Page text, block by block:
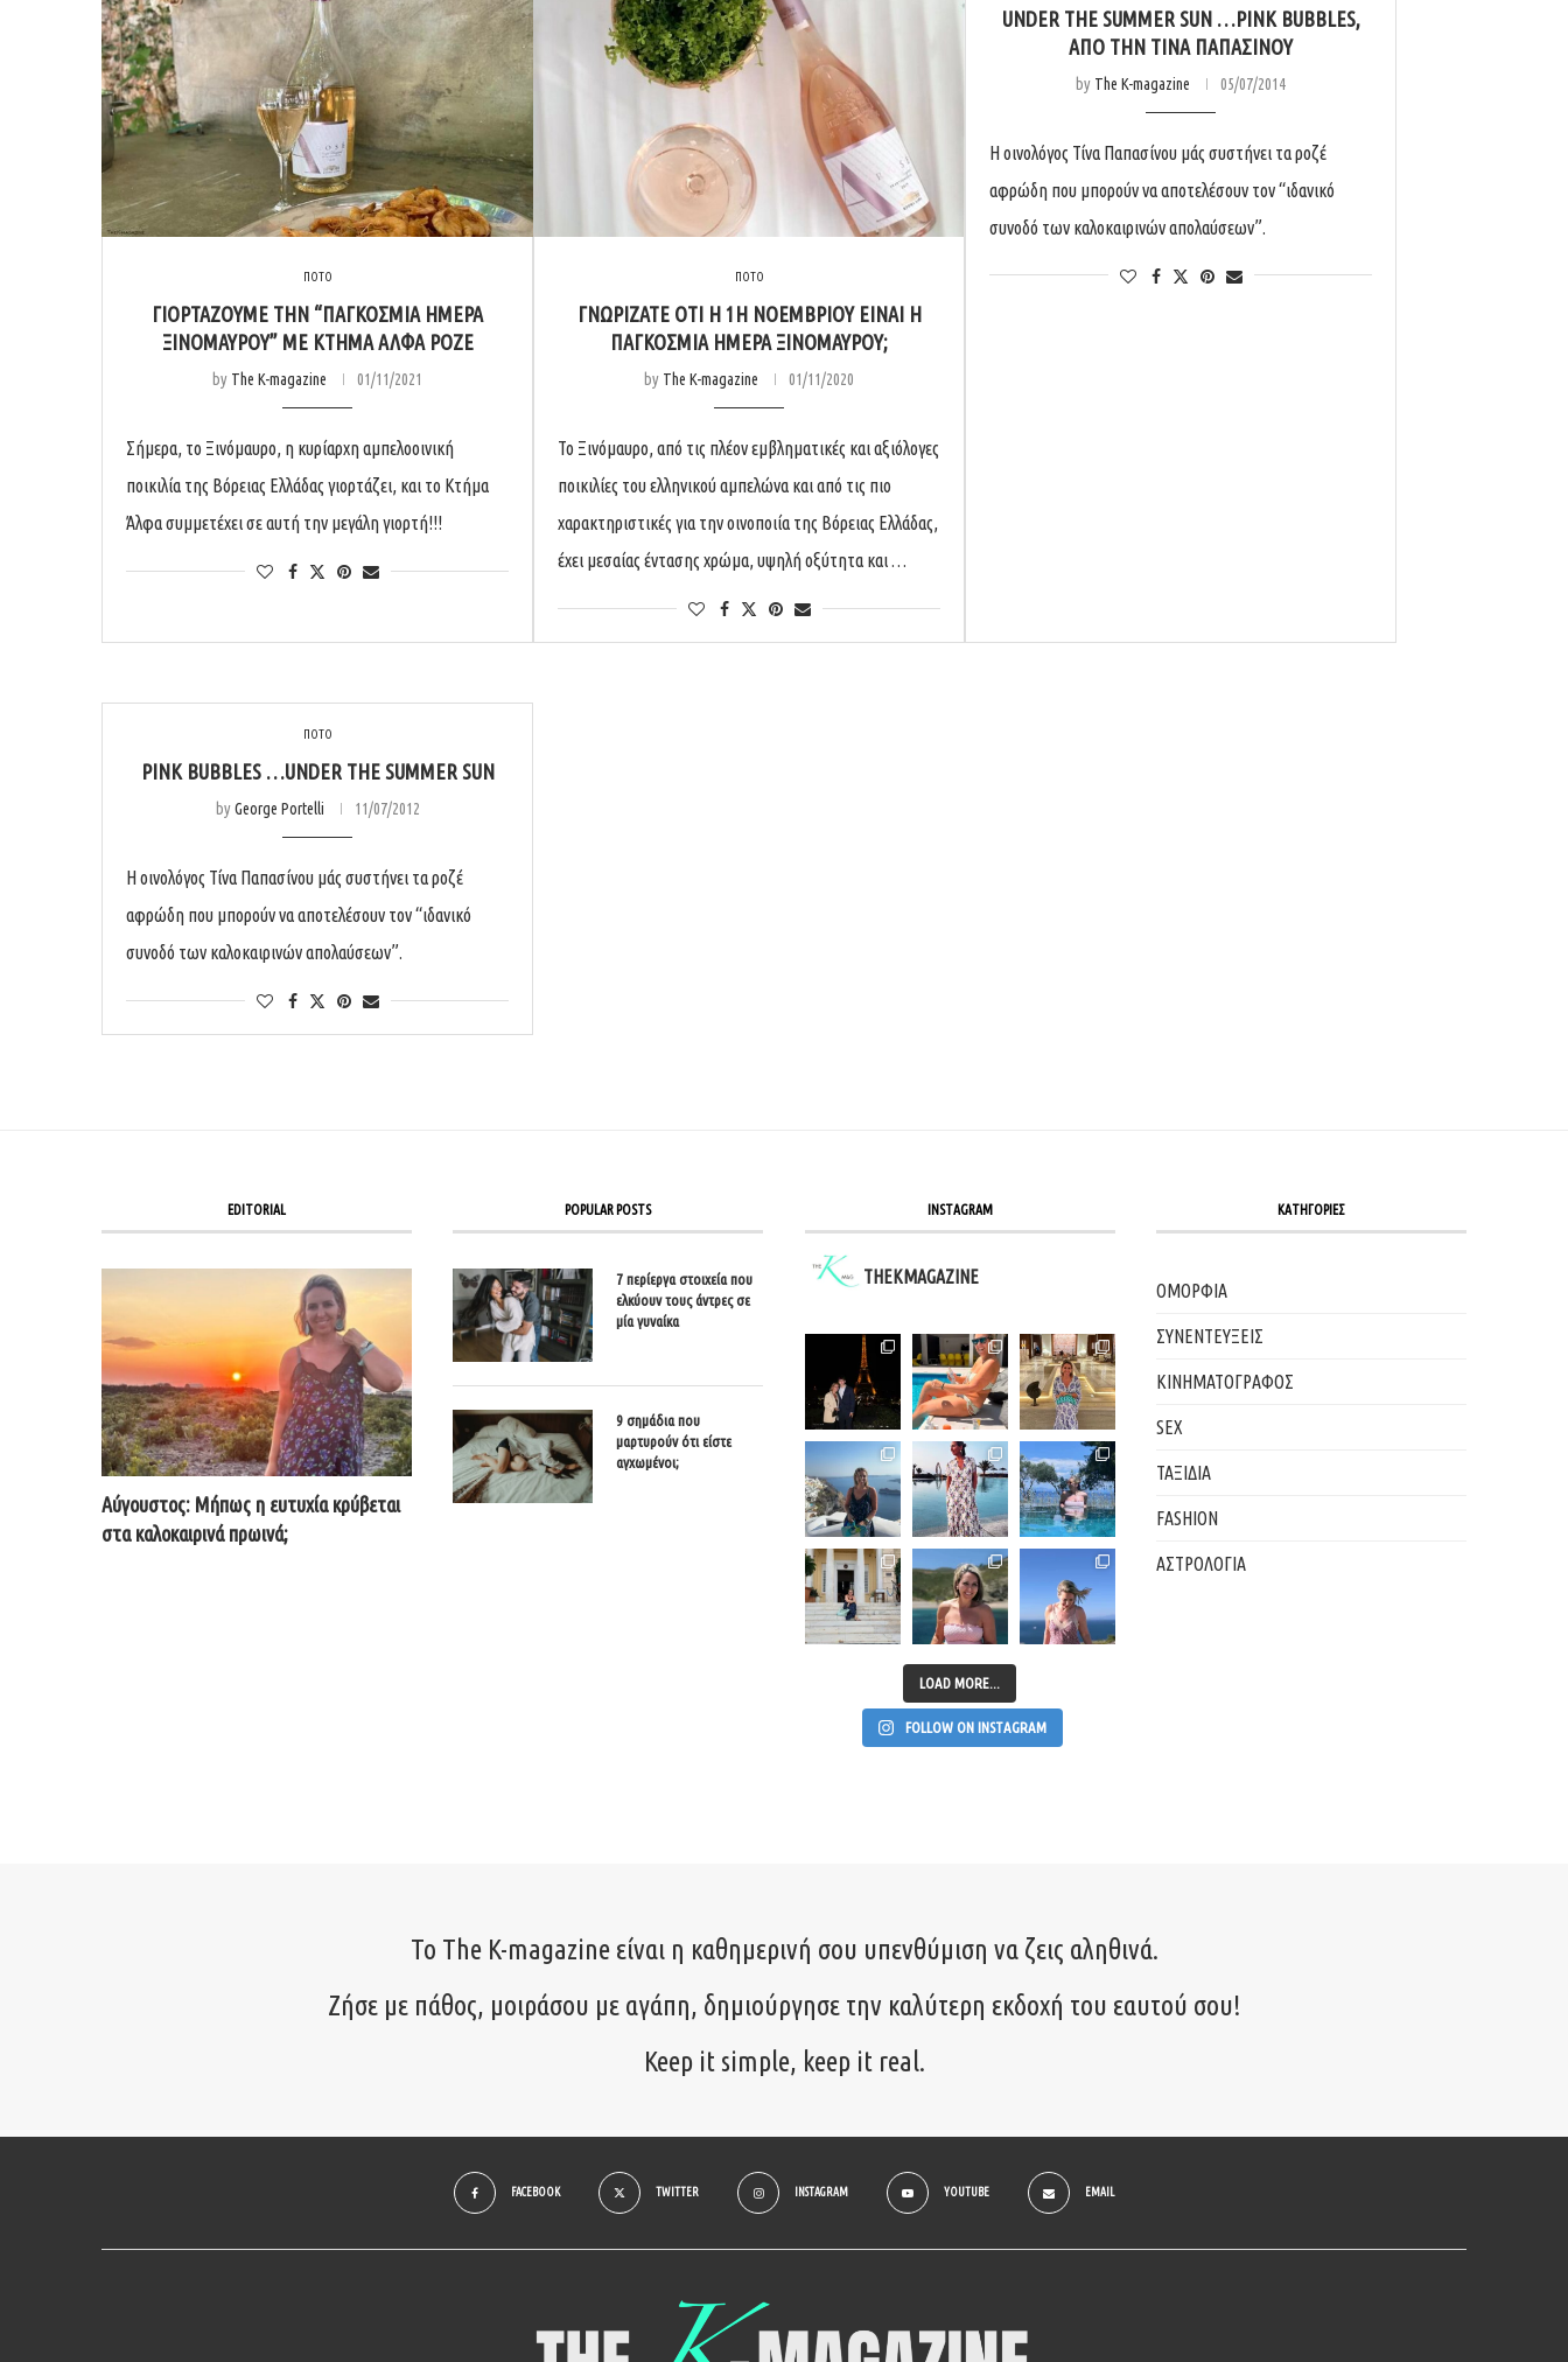
ΠΟΤΟ
ΓΙΟΡΤΆΖΟΥΜΕ ΤΗΝ “ΠΑΓΚΌΣΜΙΑ ΗΜΈΡΑ
ΞΙΝΌΜΑΥΡΟΥ” ΜΕ ΚΤΉΜΑ ΆΛΦΑ ΡΟΖΈ
by The K-magazine 01/11/2021
Σήμερα, το Ξινόμαυρο, η κυρίαρχη αμπελοοινική
ποικιλία της Βόρειας Ελλάδας γιορτάζει, και το Κτήμα
Άλφα συμμετέχει σε αυτή την μεγάλη γιορτή!!!
ΠΟΤΟ
ΓΝΩΡΊΖΑΤΕ ΌΤΙ Η 1Η ΝΟΕΜΒΡΊΟΥ ΕΊΝΑΙ Η
ΠΑΓΚΌΣΜΙΑ ΗΜΈΡΑ ΞΙΝΌΜΑΥΡΟΥ;
by The K-magazine 01/11/2020
Το Ξινόμαυρο, από τις πλέον εμβληματικές και αξιόλογες
ποικιλίες του ελληνικού αμπελώνα και από τις πιο
χαρακτηριστικές για την οινοποιία της Βόρειας Ελλάδας,
έχει μεσαίας έντασης χρώμα, υψηλή οξύτητα και …
UNDER THE SUMMER SUN …PINK BUBBLES,
ΑΠΌ ΤΗΝ ΤΊΝΑ ΠΑΠΑΣΊΝΟΥ
by The K-magazine 05/07/2014
Η οινολόγος Τίνα Παπασίνου μάς συστήνει τα ροζέ
αφρώδη που μπορούν να αποτελέσουν τον “ιδανικό
συνοδό των καλοκαιρινών απολαύσεων”.
ΠΟΤΟ
PINK BUBBLES …UNDER THE SUMMER SUN
byGeorge Portelli 11/07/2012
Η οινολόγος Τίνα Παπασίνου μάς συστήνει τα ροζέ
αφρώδη που μπορούν να αποτελέσουν τον “ιδανικό
συνοδό των καλοκαιρινών απολαύσεων”.
EDITORIAL
Αύγουστος: Μήπως η ευτυχία κρύβεται
στα καλοκαιρινά πρωινά;
POPULAR POSTS
7 περίεργα στοιχεία που
ελκύουν τους άντρες σε
μία γυναίκα
9 σημάδια που
μαρτυρούν ότι είστε
αγχωμένοι;
INSTAGRAM
THEKMAGAZINE
LOAD MORE...
FOLLOW ON INSTAGRAM
ΚΑΤΗΓΟΡΙΕΣ
ΟΜΟΡΦΙΑ
ΣΥΝΕΝΤΕΥΞΕΙΣ
ΚΙΝΗΜΑΤΟΓΡΑΦΟΣ
SEX
ΤΑΞΙΔΙΑ
FASHION
ΑΣΤΡΟΛΟΓΙΑ
Το The K-magazine είναι η καθημερινή σου υπενθύμιση να ζεις αληθινά.
Ζήσε με πάθος, μοιράσου με αγάπη, δημιούργησε την καλύτερη εκδοχή του εαυτού σου!
Keep it simple, keep it real.
FACEBOOK TWITTER INSTAGRAM YOUTUBE EMAIL